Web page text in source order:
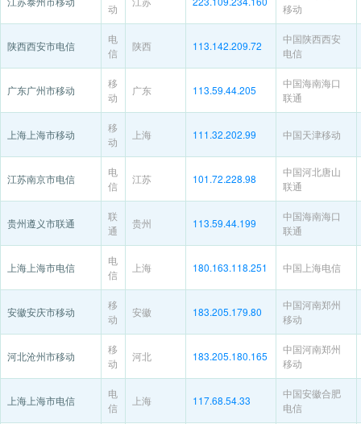
动
移动
陕西西安市电信
电
信
陕西 113.142.209.72
中国陕西西安
电信
广东广州市移动
移
动
广东 113.59.44.205
中国海南海口
联通
上海上海市移动
移
动
上海 111.32.202.99 中国天津移动
江苏南京市电信
电
信
江苏 101.72.228.98
中国河北唐山
联通
贵州遵义市联通
联
通
贵州 113.59.44.199
中国海南海口
联通
上海上海市电信
电
信
上海 180.163.118.251 中国上海电信
安徽安庆市移动
移
动
安徽 183.205.179.80
中国河南郑州
移动
河北沧州市移动
移
动
河北 183.205.180.165
中国河南郑州
移动
上海上海市电信
电
信
上海 117.68.54.33
中国安徽合肥
电信